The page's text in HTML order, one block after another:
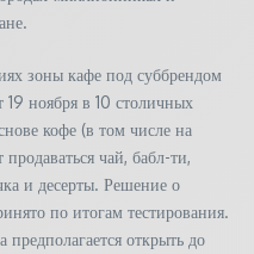
зоны кафе под суббрендом
ноября в 10 столичных
кофе (в том числе на
чай, бабл-ти,
и десерты. Решение о
по итогам тестирования.
предполагается открыть до